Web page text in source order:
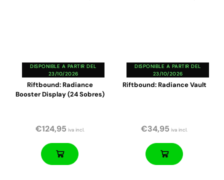
Riftbound: Radiance
Booster Display (24 Sobres)
€124,95 iva incl.
DISPONIBLE A PARTIR DEL
23/10/2026
Riftbound: Radiance Vault
€34,95 iva incl.
DISPONIBLE A PARTIR DEL
23/10/2026